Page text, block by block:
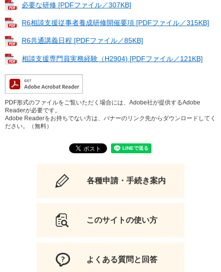
必要な研修 [PDFファイル／307KB]
R6相談支援従事者養成研修開催要項 [PDFファイル／315KB]
R6共通講義日程 [PDFファイル／85KB]
相談支援専門員実務経験（H2904) [PDFファイル／121KB]
PDF形式のファイルをご覧いただく場合には、Adobe社が提供するAdobe
Readerが必要です。
Adobe Readerをお持ちでない方は、バナーのリンク先からダウンロードしてく
ださい。（無料）
各種申請・手続き案内
このサイトの使い方
よくある質問と回答